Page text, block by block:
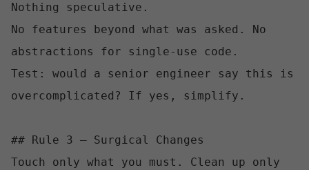
Nothing speculative.
No features beyond what was asked. No
abstractions for single-use code.
Test: would a senior engineer say this is
overcomplicated? If yes, simplify.
## Rule 3 — Surgical Changes
Touch only what you must. Clean up only